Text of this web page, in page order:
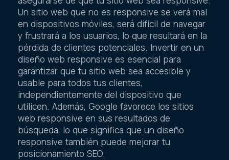
Un sitio web que no es responsive se verá mal
en dispositivos móviles, será difícil de navegar
y frustrará a los usuarios, lo que resultará en la
pérdida de clientes potenciales. Invertir en un
diseño web responsive es esencial para
garantizar que tu sitio web sea accesible y
usable para todos tus clientes,
independientemente del dispositivo que
utilicen. Además, Google favorece los sitios
web responsive en sus resultados de
búsqueda, lo que significa que un diseño
responsive también puede mejorar tu
posicionamiento SEO.